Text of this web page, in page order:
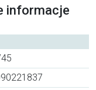
informacje